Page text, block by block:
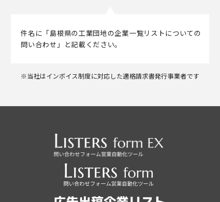
件名に「島根県の工業団地の企業一覧リストについての
問い合わせ」と記載ください。
※当社はインボイス制度に対応した適格請求書発行事業者です